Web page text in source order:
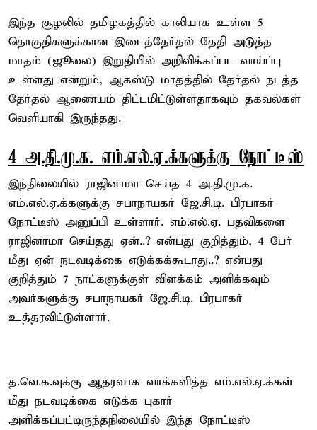
இந்த சூழலில் தமிழகத்தில் காலியாக உள்ள 5
தொகுதிகளுக்கான இடைத்தேர்தல் தேதி அடுத்த
மாதம் (ஜூலை) இறுதியில் அறிவிக்கப்பட வாய்ப்பு
உள்ளது என்றும், ஆகஸ்டு மாதத்தில் தேர்தல் நடத்த
தேர்தல் ஆணையம் திட்டமிட்டுள்ளதாகவும் தகவல்கள்
வெளியாகி இருந்தது.
4 அ.தி.மு.க. எம்.எல்.ஏ.க்களுக்கு நோட்டீஸ்
இந்நிலையில் ராஜினாமா செய்த 4 அ.தி.மு.க.
எம்.எல்.ஏ.க்களுக்கு சபாநாயகர் ஜே.சி.டி. பிரபாகர்
நோட்டீஸ் அனுப்பி உள்ளார். எம்.எல்.ஏ. பதவிகளை
ராஜினாமா செய்தது ஏன்..? என்பது குறித்தும், 4 பேர்
மீது ஏன் நடவடிக்கை எடுக்கக்கூடாது..? என்பது
குறித்தும் 7 நாட்களுக்குள் விளக்கம் அளிக்கவும்
அவர்களுக்கு சபாநாயகர் ஜே.சி.டி. பிரபாகர்
உத்தரவிட்டுள்ளார்.
த.வெ.க.வுக்கு ஆதரவாக வாக்களித்த எம்.எல்.ஏ.க்கள்
மீது நடவடிக்கை எடுக்க புகார்
அளிக்கப்பட்டிருந்தநிலையில் இந்த நோட்டீஸ்